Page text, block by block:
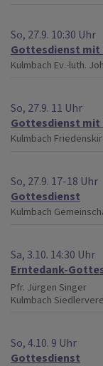
So, 27.9. 10:30 Uhr
Gottesdienst mit
Kulmbach Ev.-luth.
So, 27.9. 11 Uhr
Gottesdienst mit
Kulmbach
So, 27.9. 17-18 Uhr
Gottesdienst
Kulmbach
Sa, 3.10. 14:30 Uhr
Erntedank-
Pfr. Jürgen Singer
Kulmbach
So, 4.10. 9 Uhr
Gottesdienst